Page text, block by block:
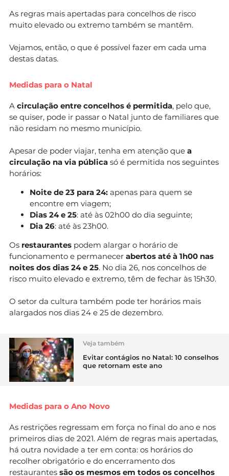
As regras mais apertadas para concelhos de risco
muito elevado ou extremo também se mantêm.
Vejamos, então, o que é possível fazer em cada uma
destas datas.
Medidas para o Natal
A circulação entre concelhos é permitida, pelo que,
se quiser, pode ir passar o Natal junto de familiares que
não residam no mesmo município.
Apesar de poder viajar, tenha em atenção que a
circulação na via pública só é permitida nos seguintes
horários:
Noite de 23 para 24: apenas para quem se
encontre em viagem;
Dias 24 e 25: até às 02h00 do dia seguinte;
Dia 26: até às 23h00.
Os restaurantes podem alargar o horário de
funcionamento e permanecer abertos até à 1h00 nas
noites dos dias 24 e 25. No dia 26, nos concelhos de
risco muito elevado e extremo, têm de fechar às 15h30.
O setor da cultura também pode ter horários mais
alargados nos dias 24 e 25 de dezembro.
Veja também
Evitar contágios no Natal: 10 conselhos
que retornam este ano
Medidas para o Ano Novo
As restrições regressam em força no final do ano e nos
primeiros dias de 2021. Além de regras mais apertadas,
há outra novidade a ter em conta: os horários do
recolher obrigatório e do encerramento dos
restaurantes são os mesmos em todos os concelhos